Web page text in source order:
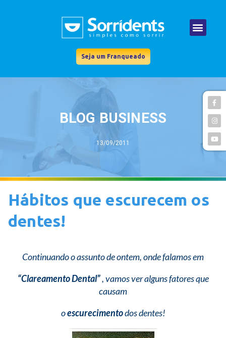
Seja um Franqueado
BLOG BUSINESS
13/09/2011
Hábitos que escurecem os
dentes!
Continuando o assunto de ontem, onde falamos em
“Clareamento Dental”, vamos ver alguns fatores que
causam
oescurecimentodos dentes!